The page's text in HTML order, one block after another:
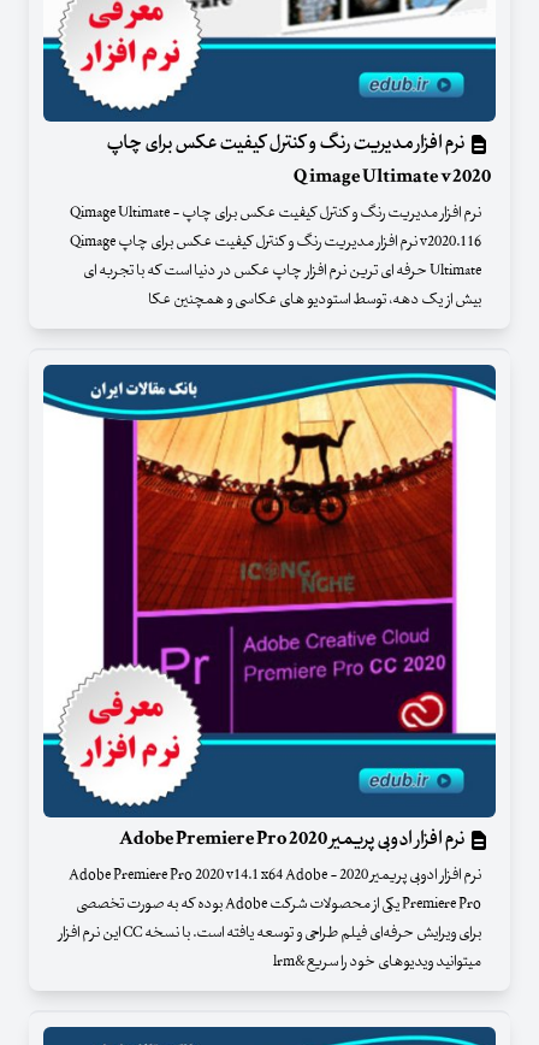
نرم افزار مدیریت رنگ و کنترل کیفیت عکس برای چاپ
Qimage Ultimate v2020
نرم افزار مدیریت رنگ و کنترل کیفیت عکس برای چاپ - Qimage Ultimate
v2020.116 نرم افزار مدیریت رنگ و کنترل کیفیت عکس برای چاپ Qimage
Ultimate حرفه ای ترین نرم افزار چاپ عکس در دنیا است که با تجربه ای
بیش از یک دهه، توسط استودیو های عکاسی و همچنین عکا
نرم افزار ادوبی پریمیر 2020 Adobe Premiere Pro
نرم افزار ادوبی پریمیر 2020 - Adobe Premiere Pro 2020 v14.1 x64 Adobe
Premiere Pro یکی از محصولات شرکت Adobe بوده که به صورت تخصصی
برای ویرایش حرفه‌ای فیلم طراحی و توسعه یافته است. با نسخه CC این نرم افزار
می‎توانید ویدیوهای خود را سریع&lrm